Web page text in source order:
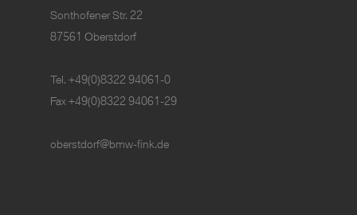
Sonthofener Str. 22
87561 Oberstdorf
Tel. +49(0)8322 94061-0
Fax +49(0)8322 94061-29
oberstdorf@bmw-fink.de